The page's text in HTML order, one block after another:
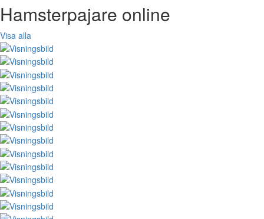
Hamsterpajare online
Visa alla